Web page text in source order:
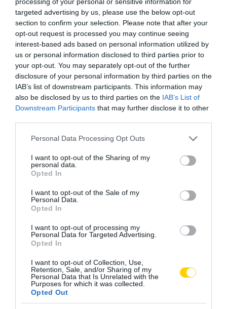
targeted advertising by us, please use the below opt-out
section to confirm your selection. Please note that after your
opt-out request is processed you may continue seeing
interest-based ads based on personal information utilized by
us or personal information disclosed to third parties prior to
your opt-out. You may separately opt-out of the further
disclosure of your personal information by third parties on the
IAB’s list of downstream participants. This information may
also be disclosed by us to third parties on the IAB’s List of
Downstream Participants that may further disclose it to other
Please note that this website/app uses one or more Google
not limited to your visit or usage behaviour. You may click to
grant or deny consent to Google and its third-party tags to
use your data for below specified purposes in below Google
consent section.
Personal Data Processing Opt Outs
I want to opt-out of the Sharing of my
personal data.
Opted In
I want to opt-out of the Sale of my
Personal Data.
Opted In
I want to opt-out of processing my
Personal Data for Targeted Advertising.
Opted In
I want to opt-out of Collection, Use,
Retention, Sale, and/or Sharing of my
Personal Data that Is Unrelated with the
Purposes for which it was collected.
Opted Out